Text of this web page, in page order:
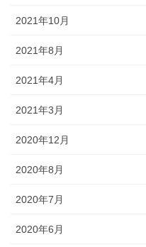
2021年10月
2021年8月
2021年4月
2021年3月
2020年12月
2020年8月
2020年7月
2020年6月